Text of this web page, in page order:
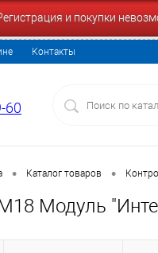
и покупки
Контакты
60
• Каталог товаров •
Модуль